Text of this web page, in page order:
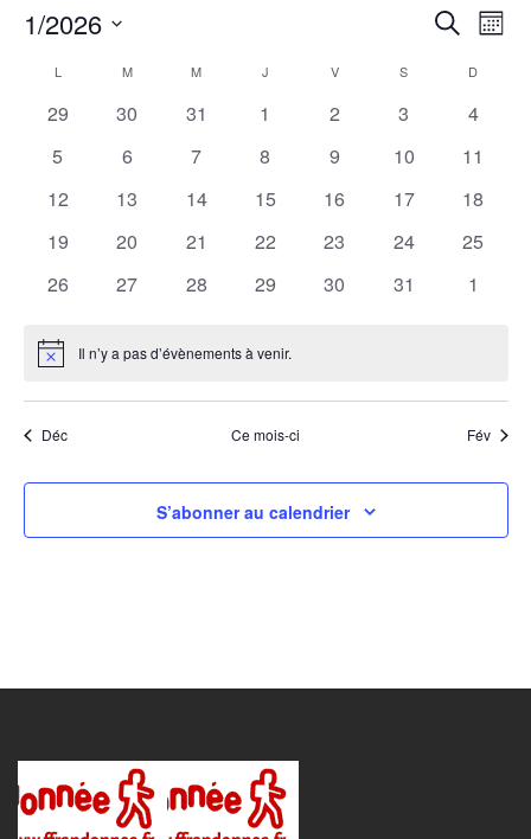
vues
Recherche
de
Mois
1/2026
date.
Calendrier
de
Évènements
L MMARDI M MERCREDI
J VVENDREDIS D
0 évènements
29 0 évènements
30 0 évènements
31 0 évènements
1 0 évènements
2 0 évènements
3 0
4
0 évènements
5 0 évènements
6 0 évènements
7 0 évènements
8 0 évènements
9 0 évènements
10 0
11
0 évènements
12 0 évènements
13 0 évènements
14 0 évènements
15 0 évènements
16 0 évènements
17 0
18
0 évènements
19 0 évènements
20 0 évènements
21 0 évènements
22 0 évènements
23 0 évènements
24 0
25
0 évènements
26 0 évènements
27 0 évènements
28 0 évènements
29 0 évènements
30 0 évènements
31 0
1
Notice Il n’y a pas d’évènements à venir.
Déc Ce mois-ci Fév
S’abonner au calendrier